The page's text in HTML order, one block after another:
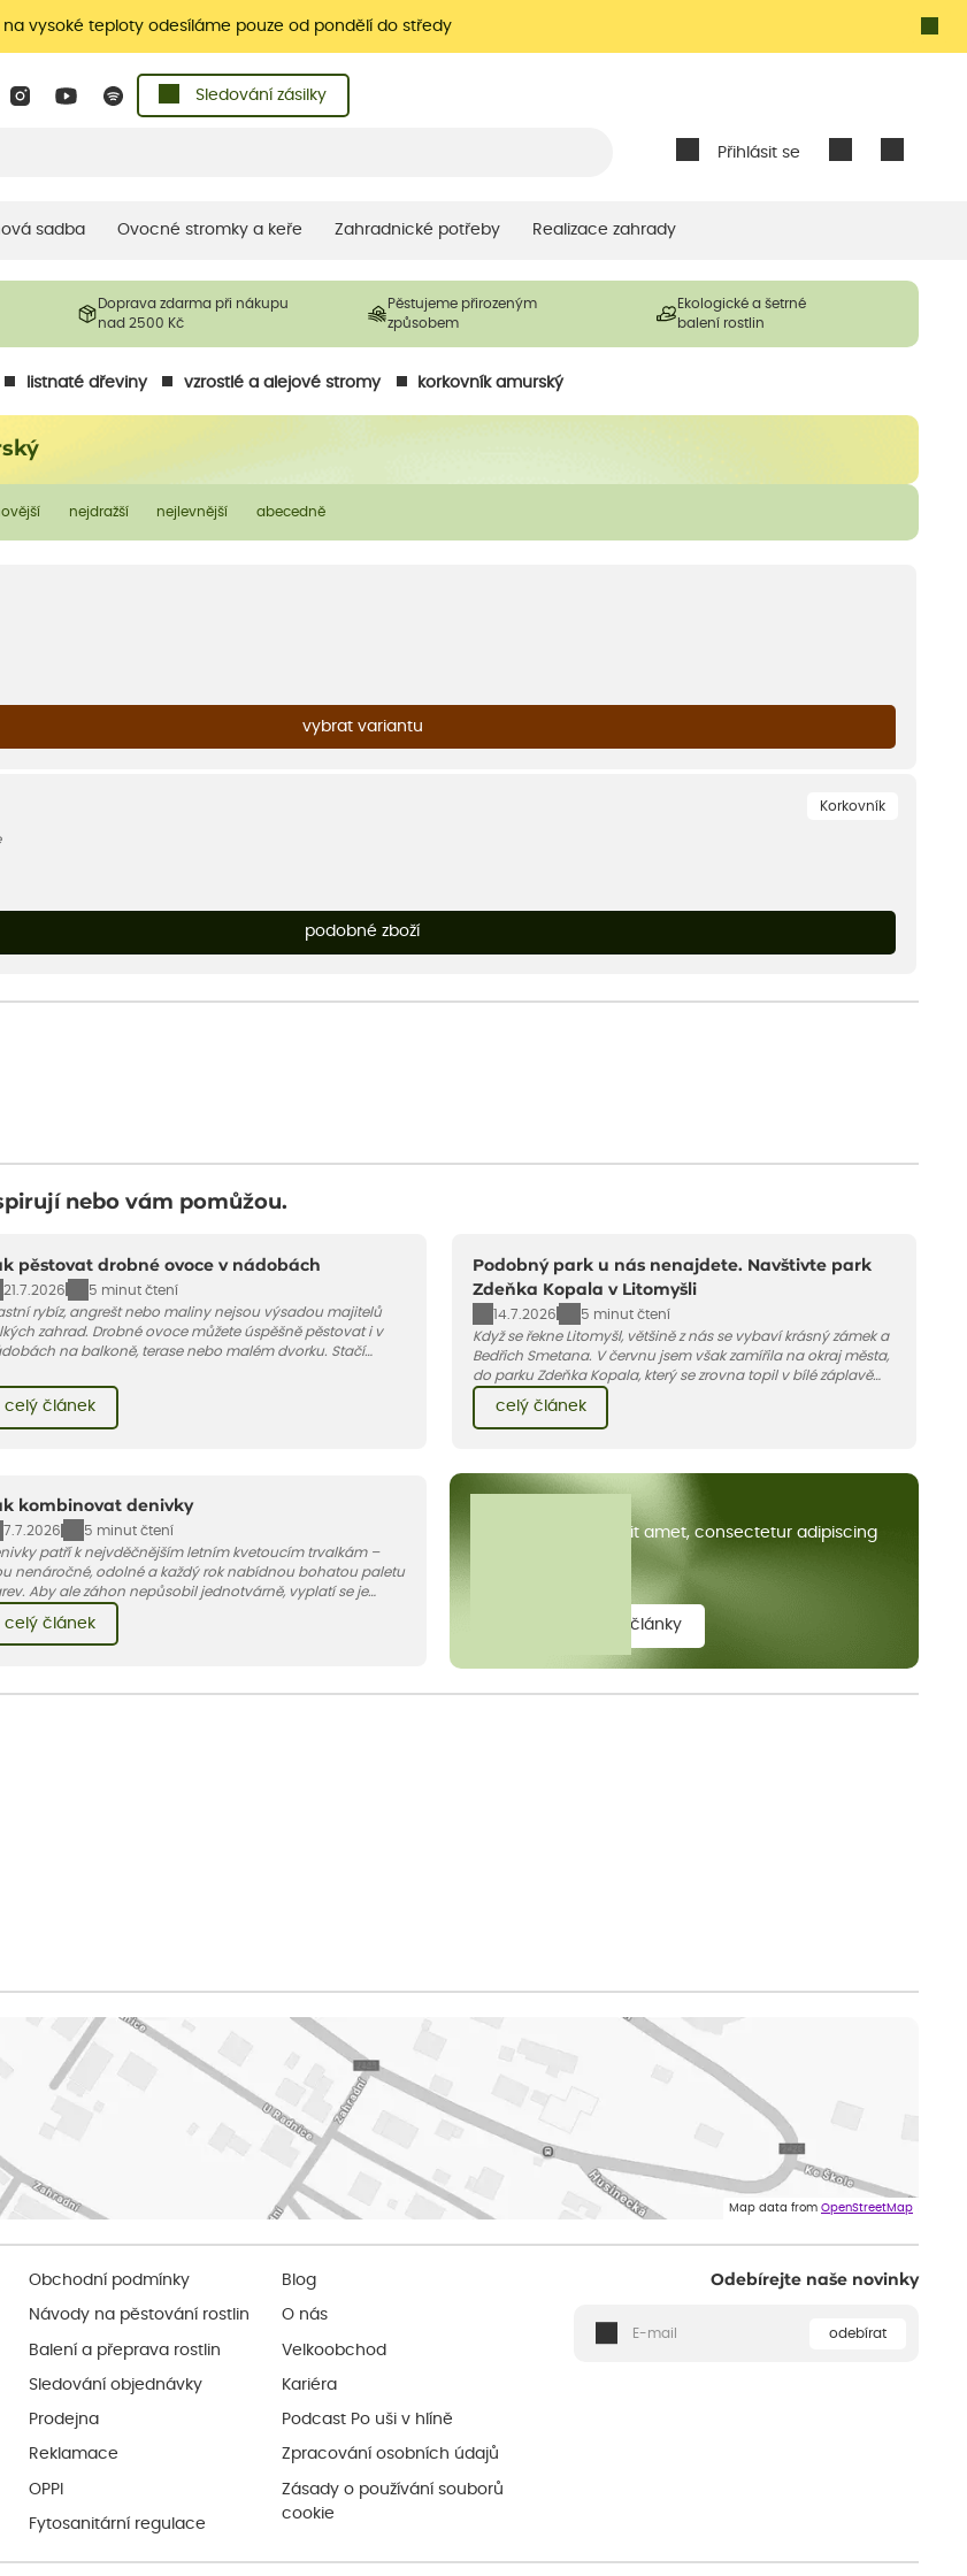
na vysoké teploty odesíláme pouze od pondělí do středy
Přihlásit se
Sledování zásilky
sadba Ovocné stromky a keře Zahradnické potřeby Realizace zahrady
Doprava zdarma při nákupu
nad 2500 Kč
Pěstujeme přirozeným
způsobem
Ekologické a šetrné
balení rostlin
listnaté dřeviny vzrostlé a alejové stromy korkovník amurský
nejdražší nejlevnější abecedně
vybrat variantu
Korkovník
podobné zboží
nebo vám pomůžou.
pěstovat drobné ovoce v nádobách
21.7.2026
5 minut čtení
rybíz, angrešt nebo maliny nejsou výsadou majitelů
zahrad. Drobné ovoce můžete úspěšně pěstovat i v
na balkoně, terase nebo malém dvorku. Stačí
základních pravidel. V tomto článku vám poradíme, jak na
celý článek
Podobný park u nás nenajdete. Navštivte park
Zdeňka Kopala v Litomyšli
14.7.2026
5 minut čtení
Když se řekne Litomyšl, většině z nás se vybaví krásný zámek a
Bedřich Smetana. V červnu jsem však zamířila na okraj města,
do parku Zdeňka Kopala, který se zrovna topil v bílé záplavě
kvetoucích kopretin. Fotky řeknou víc než slova, přidávám k
nim pár řádků o tom, jak tento jedinečný kus krajiny vznikl.
celý článek
kombinovat denivky
7.7.2026
5 minut čtení
patří k nejvděčnějším letním kvetoucím trvalkám –
nenáročné, odolné a každý rok nabídnou bohatou paletu
Aby ale záhon nepůsobil jednotvárně, vyplatí se je
trvalkami a travinami denivky nejlépe ladí.
celý článek
Lorem ipsum dolor sit amet, consectetur adipiscing
zobrazit všechny články
Map data from OpenStreetMap
Obchodní podmínky
Návody na pěstování rostlin
Balení a přeprava rostlin
Sledování objednávky
Prodejna
Reklamace
OPPI
Fytosanitární regulace
Blog
O nás
Velkoobchod
Kariéra
Podcast Po uši v hlíně
Zpracování osobních údajů
Zásady o používání souborů
cookie
Odebírejte naše novinky
odebírat